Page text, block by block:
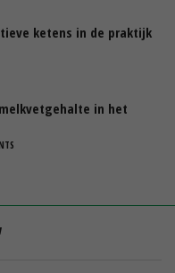
ketens in de praktijk
in het